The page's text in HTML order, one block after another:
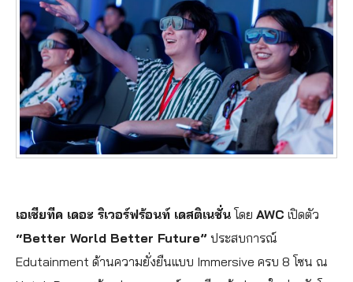
เอเชียทีค เดอะ ริเวอร์ฟร้อนท์ เดสติเนชั่น โดย AWC เปิดตัว
“Better World Better Future” ประสบการณ์
Edutainment ด้านความยั่งยืนแบบ Immersive ครบ 8 โซน ณ